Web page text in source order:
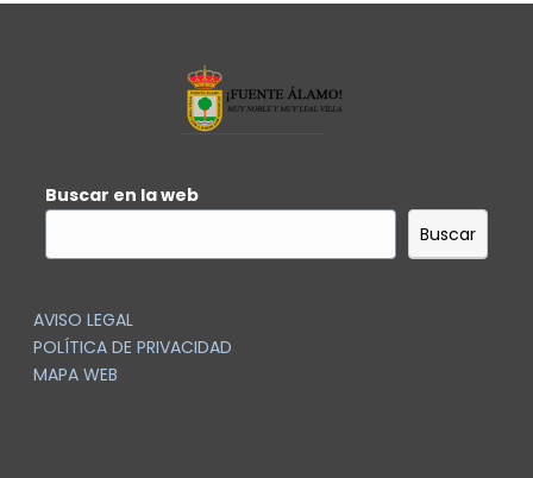
Buscar en la web
Buscar
AVISO LEGAL
POLÍTICA DE PRIVACIDAD
MAPA WEB